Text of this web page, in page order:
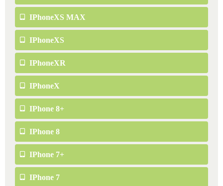
IPhoneXS MAX
IPhoneXS
IPhoneXR
IPhoneX
IPhone 8+
IPhone 8
IPhone 7+
IPhone 7